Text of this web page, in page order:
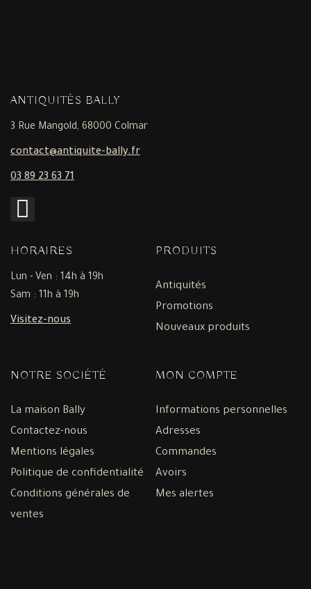
ANTIQUITÉS BALLY
3 Rue Mangold, 68000 Colmar
contact@antiquite-bally.fr
03 89 23 63 71
HORAIRES
Lun - Ven : 14h à 19h
Sam : 11h à 19h
Visitez-nous
PRODUITS
Antiquités
Promotions
Nouveaux produits
NOTRE SOCIÉTÉ
La maison Bally
Contactez-nous
Mentions légales
Politique de confidentialité
Conditions générales de
ventes
MON COMPTE
Informations personnelles
Adresses
Commandes
Avoirs
Mes alertes